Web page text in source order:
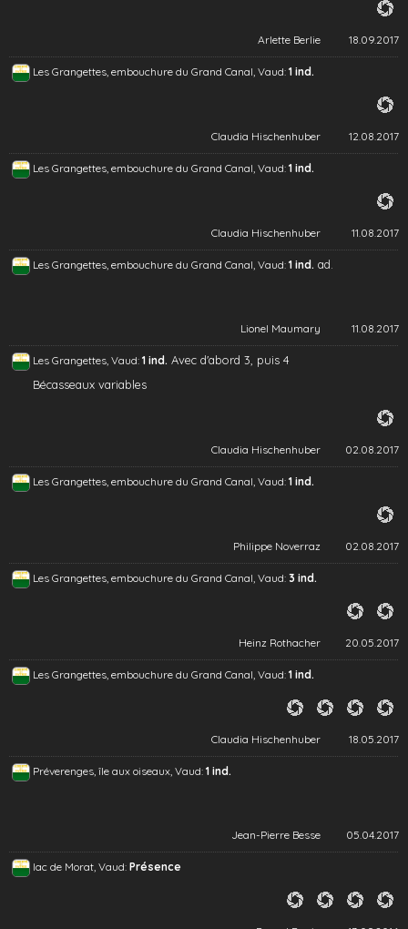
Arlette Berlie 18.09.2017
Les Grangettes, embouchure du Grand Canal, Vaud: 1 ind.
Claudia Hischenhuber 12.08.2017
Les Grangettes, embouchure du Grand Canal, Vaud: 1 ind.
Claudia Hischenhuber 11.08.2017
Les Grangettes, embouchure du Grand Canal, Vaud: 1 ind. ad.
Lionel Maumary 11.08.2017
Les Grangettes, Vaud: 1 ind. Avec d'abord 3, puis 4
Bécasseaux variables
Claudia Hischenhuber 02.08.2017
Les Grangettes, embouchure du Grand Canal, Vaud: 1 ind.
Philippe Noverraz 02.08.2017
Les Grangettes, embouchure du Grand Canal, Vaud: 3 ind.
Heinz Rothacher 20.05.2017
Les Grangettes, embouchure du Grand Canal, Vaud: 1 ind.
Claudia Hischenhuber 18.05.2017
Préverenges, île aux oiseaux, Vaud: 1 ind.
Jean-Pierre Besse 05.04.2017
lac de Morat, Vaud: Présence